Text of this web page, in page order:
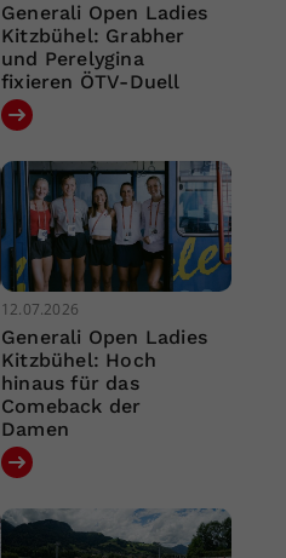
Generali Open Ladies
Kitzbühel: Grabher
und Perelygina
fixieren ÖTV-Duell
12.07.2026
Generali Open Ladies
Kitzbühel: Hoch
hinaus für das
Comeback der
Damen